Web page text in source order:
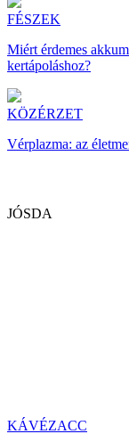
FÉSZEK
Miért érdemes
kertápoláshoz?
KÖZÉRZET
Vérplazma: az
JÓSDA
KÁVÉZACC